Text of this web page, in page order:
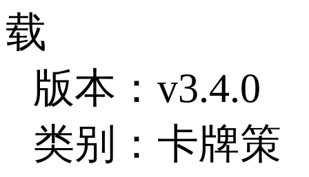
载
版本：v3.4.0
类别：卡牌策